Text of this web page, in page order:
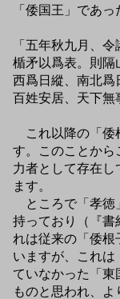
「倭国王」であ
「五年秋九月、
楯矛以爲表。則隔
西爲日縱、南北爲
百姓安居、天下無
これ以降の「倭
す。このことから
力者として存在
ます。
ところで「孝徳
持っており（『書
れは従来の「倭根
いますが、これ
ていなかった「東
ものと思われ、